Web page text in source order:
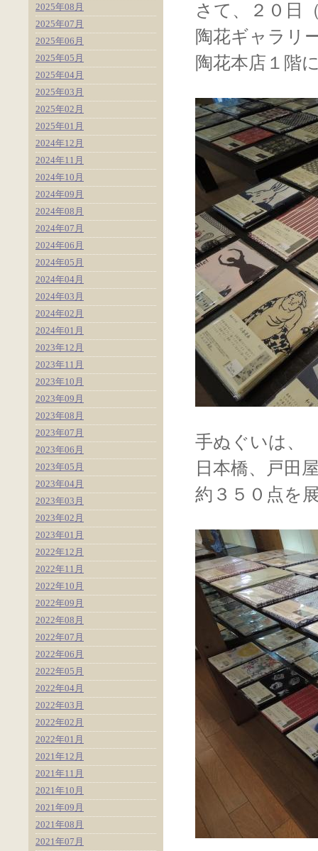
さて、２０日
陶花ギャラリ
陶花本店１階
手ぬぐいは、
日本橋、戸田
約３５０点を
2025年08月
2025年07月
2025年06月
2025年05月
2025年04月
2025年03月
2025年02月
2025年01月
2024年12月
2024年11月
2024年10月
2024年09月
2024年08月
2024年07月
2024年06月
2024年05月
2024年04月
2024年03月
2024年02月
2024年01月
2023年12月
2023年11月
2023年10月
2023年09月
2023年08月
2023年07月
2023年06月
2023年05月
2023年04月
2023年03月
2023年02月
2023年01月
2022年12月
2022年11月
2022年10月
2022年09月
2022年08月
2022年07月
2022年06月
2022年05月
2022年04月
2022年03月
2022年02月
2022年01月
2021年12月
2021年11月
2021年10月
2021年09月
2021年08月
2021年07月